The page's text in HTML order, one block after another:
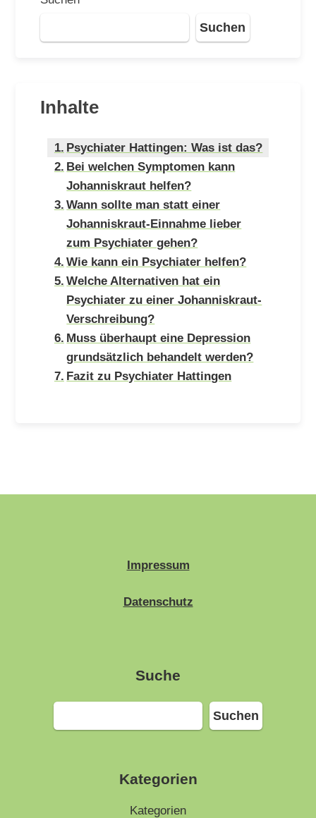
Suchen
Inhalte
Psychiater Hattingen: Was ist das?
Bei welchen Symptomen kann
Johanniskraut helfen?
Wann sollte man statt einer
Johanniskraut-Einnahme lieber
zum Psychiater gehen?
Wie kann ein Psychiater helfen?
Welche Alternativen hat ein
Psychiater zu einer Johanniskraut-
Verschreibung?
Muss überhaupt eine Depression
grundsätzlich behandelt werden?
Fazit zu Psychiater Hattingen
Impressum
Datenschutz
Suche
Suchen
Suchen
Kategorien
Kategorien